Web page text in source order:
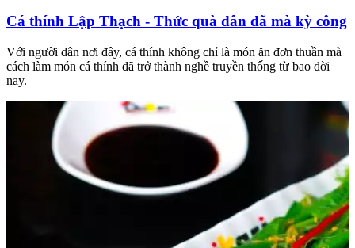
Cá thính Lập Thạch - Thức quà dân dã mà kỳ công
Với người dân nơi đây, cá thính không chỉ là món ăn đơn thuần mà
cách làm món cá thính đã trở thành nghề truyền thống từ bao đời
nay.